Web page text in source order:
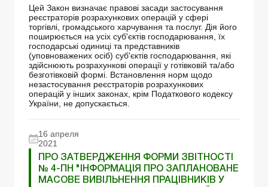
Цей Закон визначає правові засади застосування
реєстраторів розрахункових операцій у сфері
торгівлі, громадського харчування та послуг. Дія його
поширюється на усіх суб'єктів господарювання, їх
господарські одиниці та представників
(уповноважених осіб) суб'єктів господарювання, які
здійснюють розрахункові операції у готівковій та/або
безготівковій формі. Встановлення норм щодо
незастосування реєстраторів розрахункових
операцій у інших законах, крім Податкового кодексу
України, не допускається.
16 апреля
2021
ПРО ЗАТВЕРДЖЕННЯ ФОРМИ ЗВІТНОСТІ
№ 4-ПН "ІНФОРМАЦІЯ ПРО ЗАПЛАНОВАНЕ
МАСОВЕ ВИВІЛЬНЕННЯ ПРАЦІВНИКІВ У